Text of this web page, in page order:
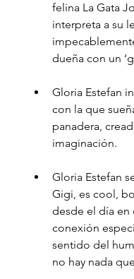
felina La Gata
interpreta a su
dueña con un
Gloria Estefan
con la que
panadera,
imaginación.
Gloria Estefan
Gigi, es cool,
desde el día en
conexión
sentido del
no hay nada